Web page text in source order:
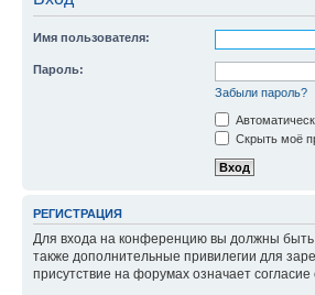
Имя пользователя:
Пароль:
Забыли пароль?
Скрыть моё
РЕГИСТРАЦИЯ
Для входа на конференцию вы должны быть
также дополнительные привилегии для
присутствие на форумах означает согласие